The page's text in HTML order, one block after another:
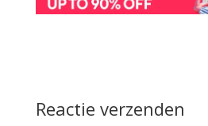
Reactie verzenden